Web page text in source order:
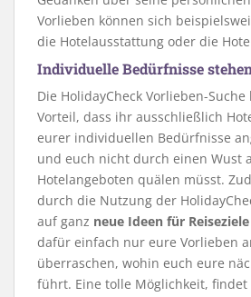
Vorlieben können sich
die Hotelausstattung oder die
Individuelle Bedürfnisse
Die HolidayCheck Vorlieben-
Vorteil, dass ihr ausschließlich
eurer individuellen Bedürfnisse
und euch nicht durch einen Wust
Hotelangeboten quälen müsst.
durch die Nutzung der
auf ganz neue Ideen für Reiseziele
dafür einfach nur eure Vorlieben
überraschen, wohin euch eure
führt. Eine tolle Möglichkeit,